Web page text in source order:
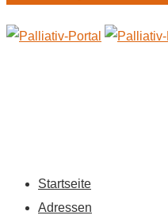
Startseite
Adressen